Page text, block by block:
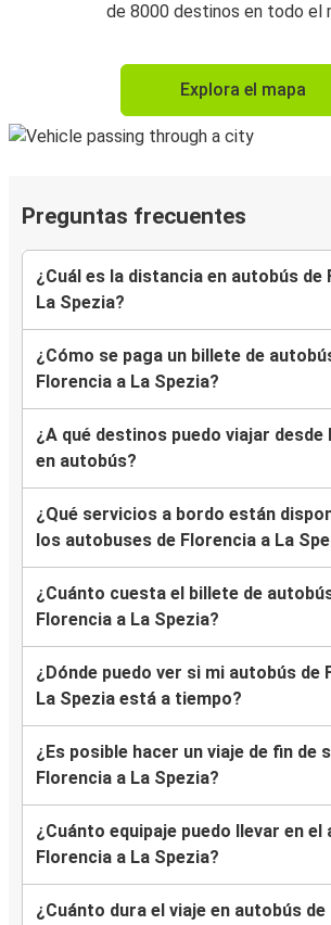
de 8000 destinos en todo el
Explora el mapa
Preguntas frecuentes
¿Cuál es la distancia en autobús de
La Spezia?
¿Cómo se paga un billete de
Florencia a La Spezia?
¿A qué destinos puedo viajar desde
en autobús?
¿Qué servicios a bordo están
los autobuses de Florencia a La
¿Cuánto cuesta el billete de
Florencia a La Spezia?
¿Dónde puedo ver si mi autobús de
La Spezia está a tiempo?
¿Es posible hacer un viaje de fin de
Florencia a La Spezia?
¿Cuánto equipaje puedo llevar en el
Florencia a La Spezia?
¿Cuánto dura el viaje en autobús